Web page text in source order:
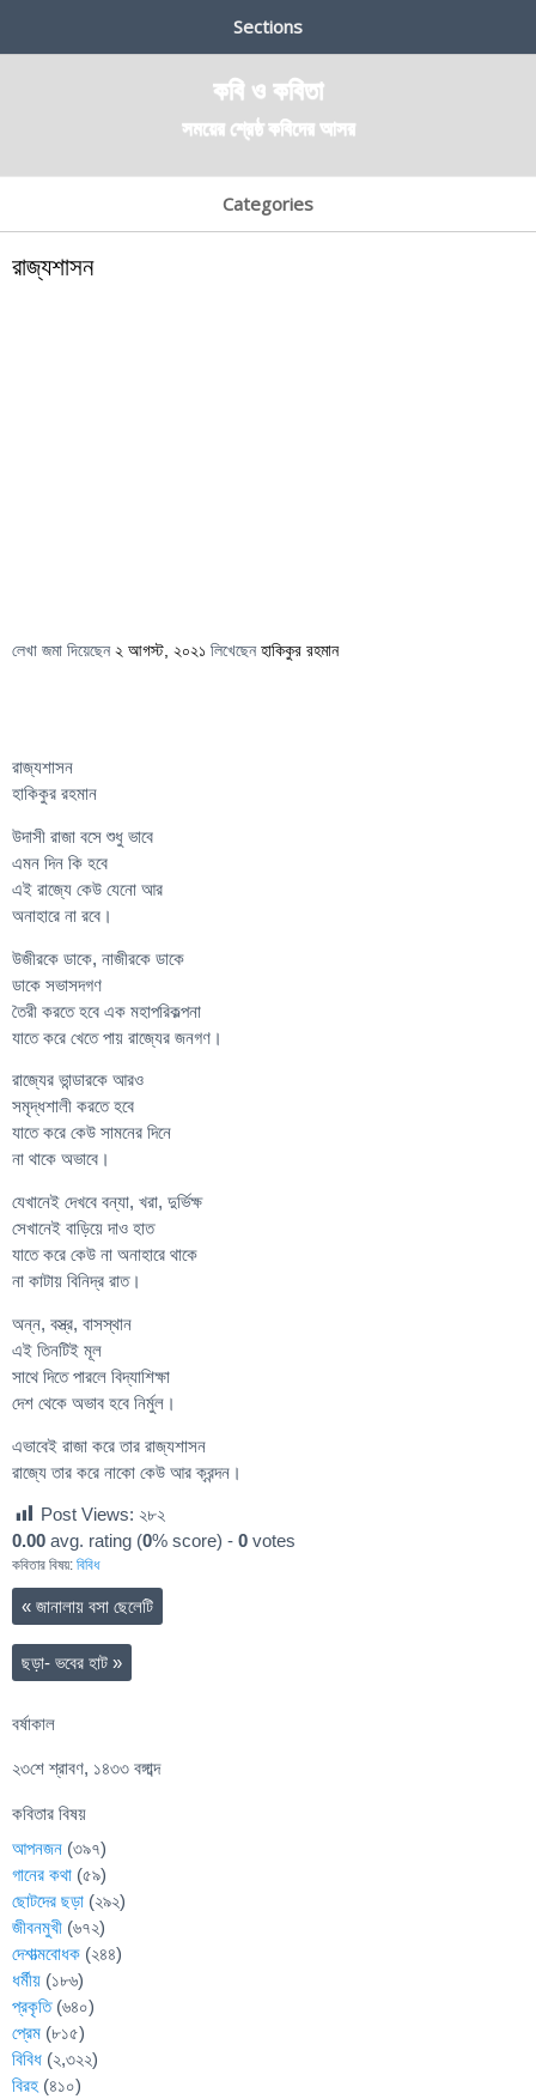
Sections
কবি ও কবিতা
সময়ের শ্রেষ্ঠ কবিদের আসর
Categories
রাজ্যশাসন
লেখা জমা দিয়েছেন ২ আগস্ট, ২০২১ লিখেছেন হাকিকুর রহমান
রাজ্যশাসন
হাকিকুর রহমান
উদাসী রাজা বসে শুধু ভাবে
এমন দিন কি হবে
এই রাজ্যে কেউ যেনো আর
অনাহারে না রবে।
উজীরকে ডাকে, নাজীরকে ডাকে
ডাকে সভাসদগণ
তৈরী করতে হবে এক মহাপরিকল্পনা
যাতে করে খেতে পায় রাজ্যের জনগণ।
রাজ্যের ভান্ডারকে আরও
সমৃদ্ধশালী করতে হবে
যাতে করে কেউ সামনের দিনে
না থাকে অভাবে।
যেখানেই দেখবে বন্যা, খরা, দুর্ভিক্ষ
সেখানেই বাড়িয়ে দাও হাত
যাতে করে কেউ না অনাহারে থাকে
না কাটায় বিনিদ্র রাত।
অন্ন, বস্ত্র, বাসস্থান
এই তিনটিই মূল
সাথে দিতে পারলে বিদ্যাশিক্ষা
দেশ থেকে অভাব হবে নির্মুল।
এভাবেই রাজা করে তার রাজ্যশাসন
রাজ্যে তার করে নাকো কেউ আর ক্রন্দন।
Post Views: ২৮২
0.00 avg. rating (0% score) - 0 votes
কবিতার বিষয়: বিবিধ
« জানালায় বসা ছেলেটি
ছড়া- ভবের হাট »
বর্ষাকাল
২৩শে শ্রাবণ, ১৪৩৩ বঙ্গাব্দ
কবিতার বিষয়
আপনজন (৩৯৭)
গানের কথা (৫৯)
ছোটদের ছড়া (২৯২)
জীবনমুখী (৬৭২)
দেশাত্মবোধক (২৪৪)
ধর্মীয় (১৮৬)
প্রকৃতি(৬৪০)
প্রেম (৮১৫)
বিবিধ (২,৩২২)
বিরহ (৪১০)